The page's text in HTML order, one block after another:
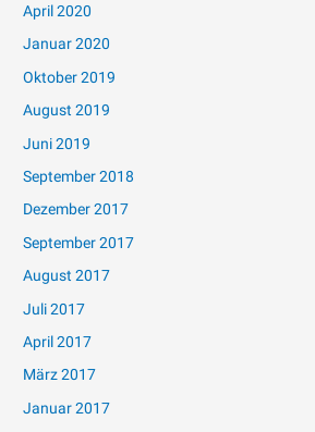
April 2020
Januar 2020
Oktober 2019
August 2019
Juni 2019
September 2018
Dezember 2017
September 2017
August 2017
Juli 2017
April 2017
März 2017
Januar 2017